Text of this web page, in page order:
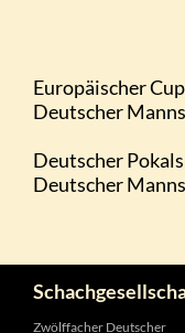
Zwölffacher Deutscher